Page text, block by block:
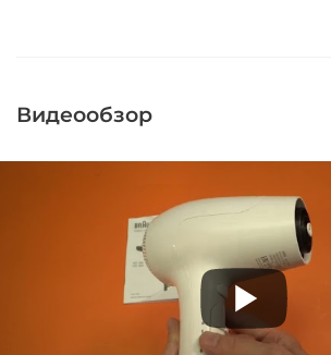
Видеообзор